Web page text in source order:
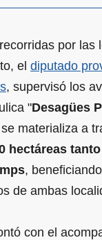
por las
el diputado
, supervisó los
"Desagües
materializa a
hectáreas
,
de ambas
con el